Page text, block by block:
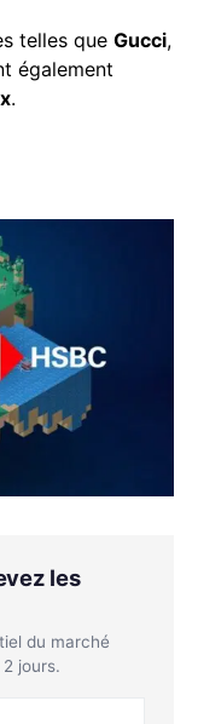
telles que Gucci,
également
.
les
du marché
jours.